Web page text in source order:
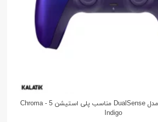
دسته بازی سونی مدل DualSense مناسب پلی استیشن 5 - Chroma
Indigo